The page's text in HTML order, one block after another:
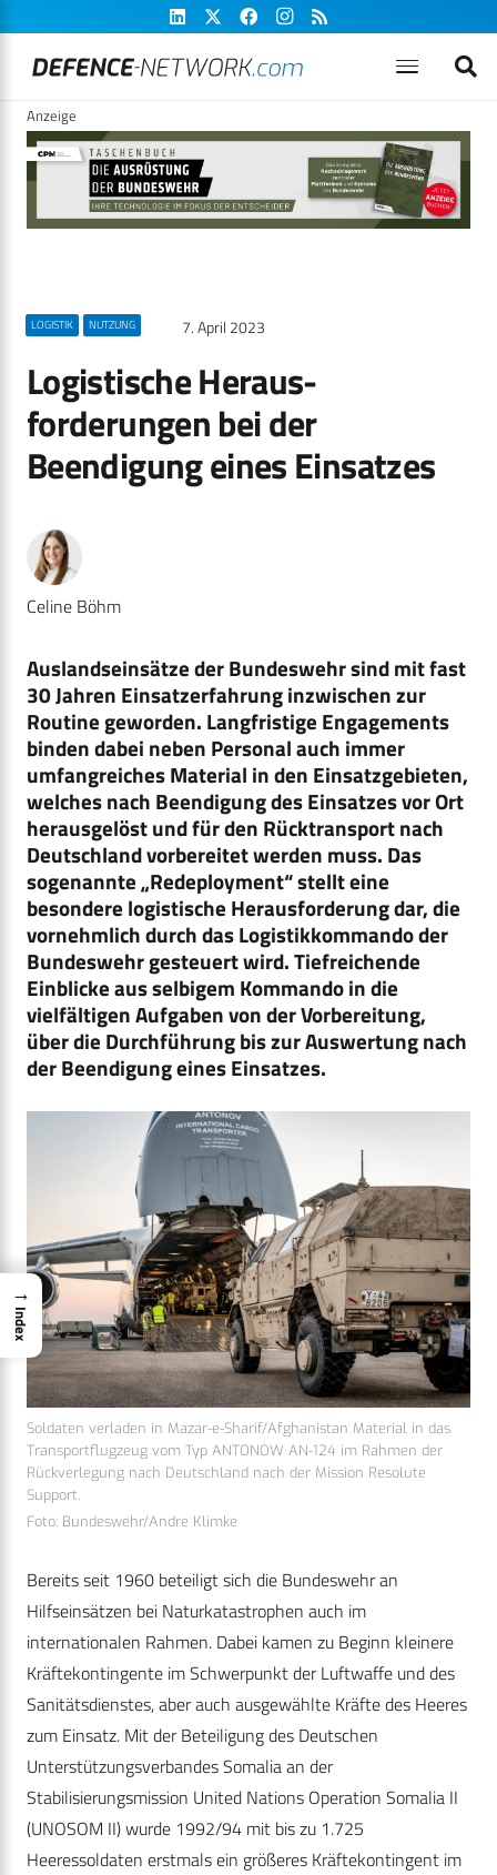
Anzeige
LOGISTIK NUTZUNG 7. April 2023
Logistische Heraus­
forderungen bei der
Beendigung eines Einsatzes
Celine Böhm
Auslandseinsätze der Bundeswehr sind mit fast
30 Jahren Einsatzerfahrung inzwischen zur
Routine geworden. Langfristige Engagements
binden dabei neben Personal auch immer
umfangreiches Material in den Einsatzgebieten,
welches nach Beendigung des Einsatzes vor Ort
herausgelöst und für den Rücktransport nach
Deutschland vorbereitet werden muss. Das
sogenannte „Redeployment“ stellt eine
besondere logistische Herausforderung dar, die
vornehmlich durch das Logistikkommando der
Bundeswehr gesteuert wird. Tiefreichende
Einblicke aus selbigem Kommando in die
vielfältigen Aufgaben von der Vorbereitung,
über die Durchführung bis zur Auswertung nach
der Beendigung eines Einsatzes.
Soldaten verladen in Mazar-e-Sharif/Afghanistan Material in das
Transportflugzeug vom Typ ANTONOW AN-124 im Rahmen der
Rückverlegung nach Deutschland nach der Mission Resolute
Support.
Foto: Bundeswehr/Andre Klimke
Bereits seit 1960 beteiligt sich die Bundeswehr an
Hilfseinsätzen bei Naturkatastrophen auch im
internationalen Rahmen. Dabei kamen zu Beginn kleinere
Kräftekontingente im Schwerpunkt der Luftwaffe und des
Sanitätsdienstes, aber auch ausgewählte Kräfte des Heeres
zum Einsatz. Mit der Beteiligung des Deutschen
Unterstützungsverbandes Somalia an der
Stabilisierungsmission United Nations Operation Somalia II
(UNOSOM II) wurde 1992/94 mit bis zu 1.725
Heeressoldaten erstmals ein größeres Kräftekontingent im
→
Index